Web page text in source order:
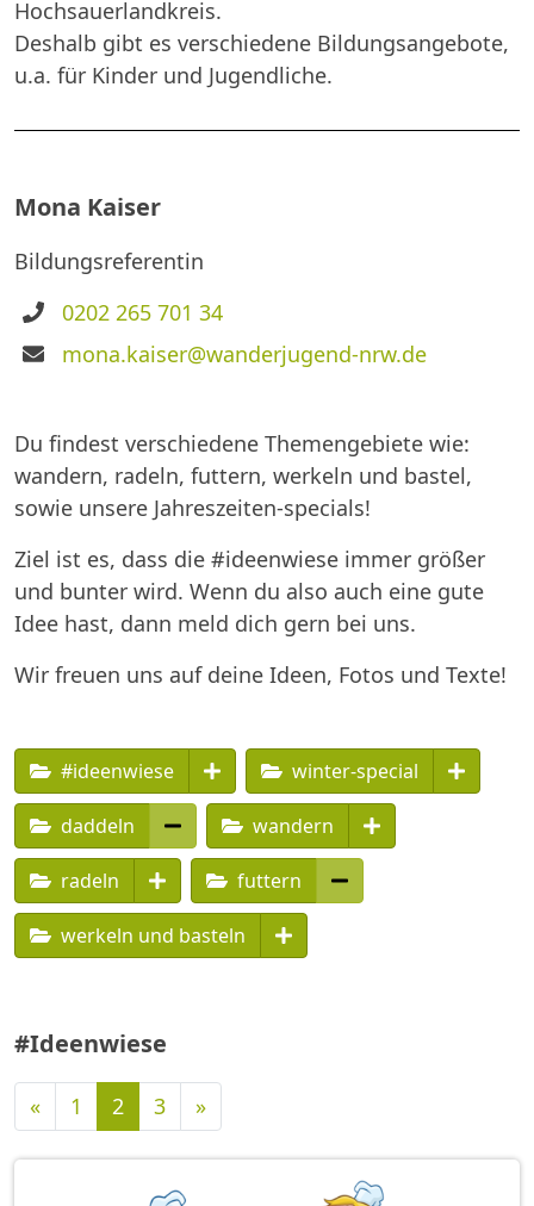
Hochsauerlandkreis.
Deshalb gibt es verschiedene Bildungsangebote,
u.a. für Kinder und Jugendliche.
Mona Kaiser
Bildungsreferentin
Telefon
0202 265 701 34
E-
mona.kaiser@wanderjugend-nrw.de
Du findest verschiedene Themengebiete wie:
wandern, radeln, futtern, werkeln und bastel,
sowie unsere Jahreszeiten-specials!
Ziel ist es, dass die #ideenwiese immer größer
und bunter wird. Wenn du also auch eine gute
Idee hast, dann meld dich gern bei uns.
Wir freuen uns auf deine Ideen, Fotos und Texte!
#ideenwiese winter-special
daddeln wandern
radeln futtern
werkeln und basteln
#Ideenwiese
«Vorherige
1 2 3 »Nächste